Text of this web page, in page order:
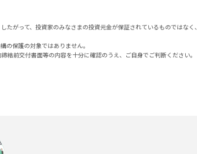
がって、投資家のみなさまの投資元金が保証されているものではなく、
の保護の対象ではありません。
前交付書面等の内容を十分に確認のうえ、ご自身でご判断ください。